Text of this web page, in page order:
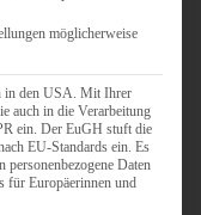
(zum Sattessen
möglicherweise
in den USA. Mit Ihrer
auch in die Verarbeitung
ein. Der EuGH stuft die
EU-Standards ein. Es
personenbezogene Daten
für Europäerinnen und